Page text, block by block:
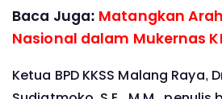
Baca Juga: Matangkan
Nasional dalam Mukernas
Ketua BPD KKSS Malang Raya,